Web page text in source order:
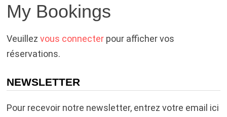
My Bookings
Veuillez vous connecterpour afficher vos
réservations.
NEWSLETTER
Pour recevoir notre newsletter, entrez votre email ici